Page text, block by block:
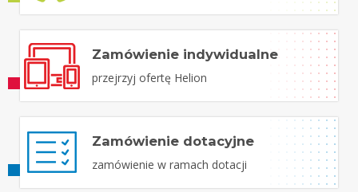
Zamówienie indywidualne
przejrzyj ofertę Helion
Zamówienie dotacyjne
zamówienie w ramach dotacji